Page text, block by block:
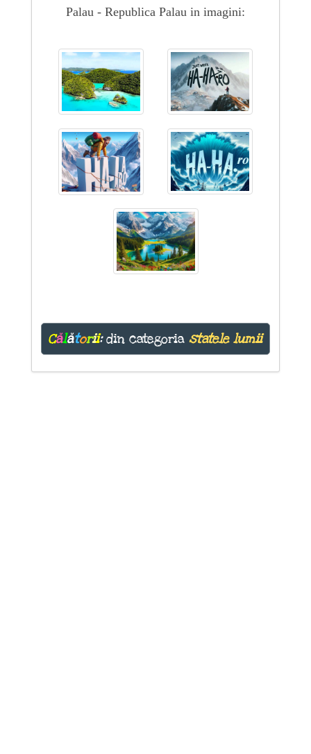
Palau - Republica Palau in imagini:
Călătorii:din categoriastatele lumii